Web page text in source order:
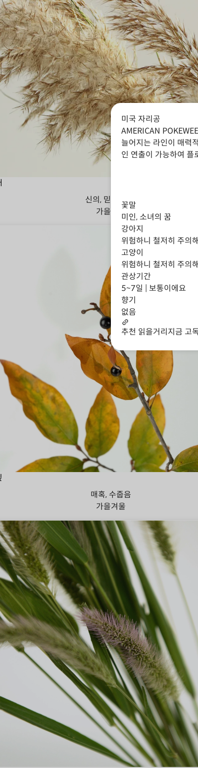
신의, 믿음, 지혜
가을 겨울
매혹, 수줍음
가을겨울
미국 자리공
AMERICAN
늘어지는 라인이 매력
인 연출이 가능하여 플
꽃말
미인, 소녀의 꿈
강아지
위험하니 철저히 주의
고양이
위험하니 철저히 주의
관상기간
5~7일 | 보통이에요
향기
없음
추천 읽을거리 지금 고